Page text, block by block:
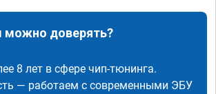
можно доверять?
8 лет в сфере чип-тюнинга.
— работаем с современными ЭБУ